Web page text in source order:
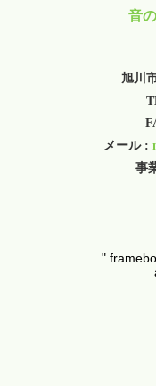
音
旭川
メール :
事
"